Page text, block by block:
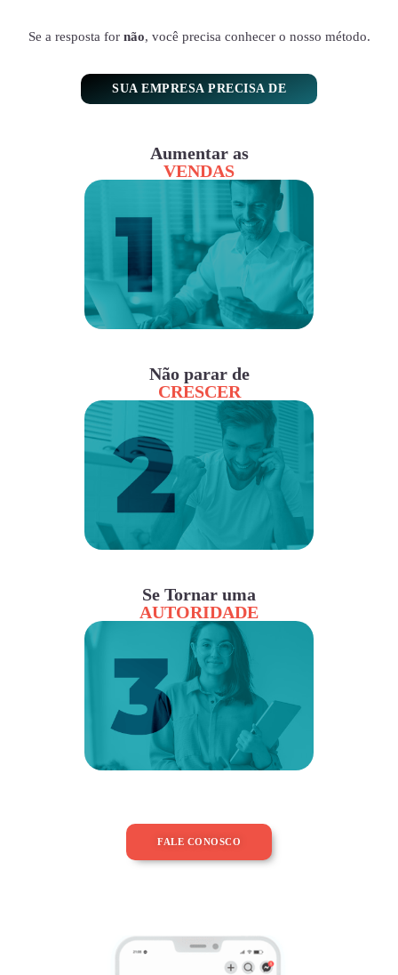
Se a resposta for não, você precisa conhecer o nosso método.
SUA EMPRESA PRECISA DE
Aumentar as
VENDAS
Não parar de
CRESCER
Se Tornar uma
AUTORIDADE
FALE CONOSCO